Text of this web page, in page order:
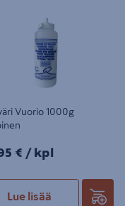
Vuorio 1000g
kpl
€ / kpl
Lue lisää